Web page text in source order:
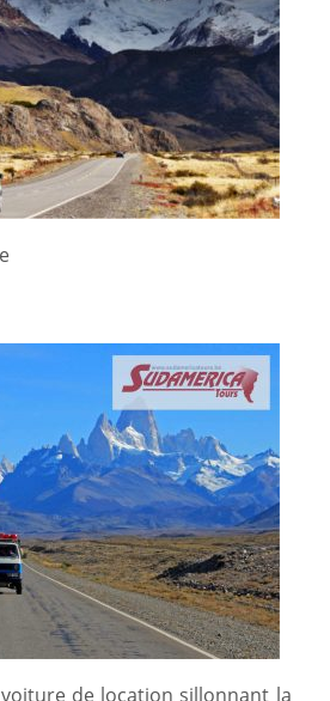
de location sillonnant la